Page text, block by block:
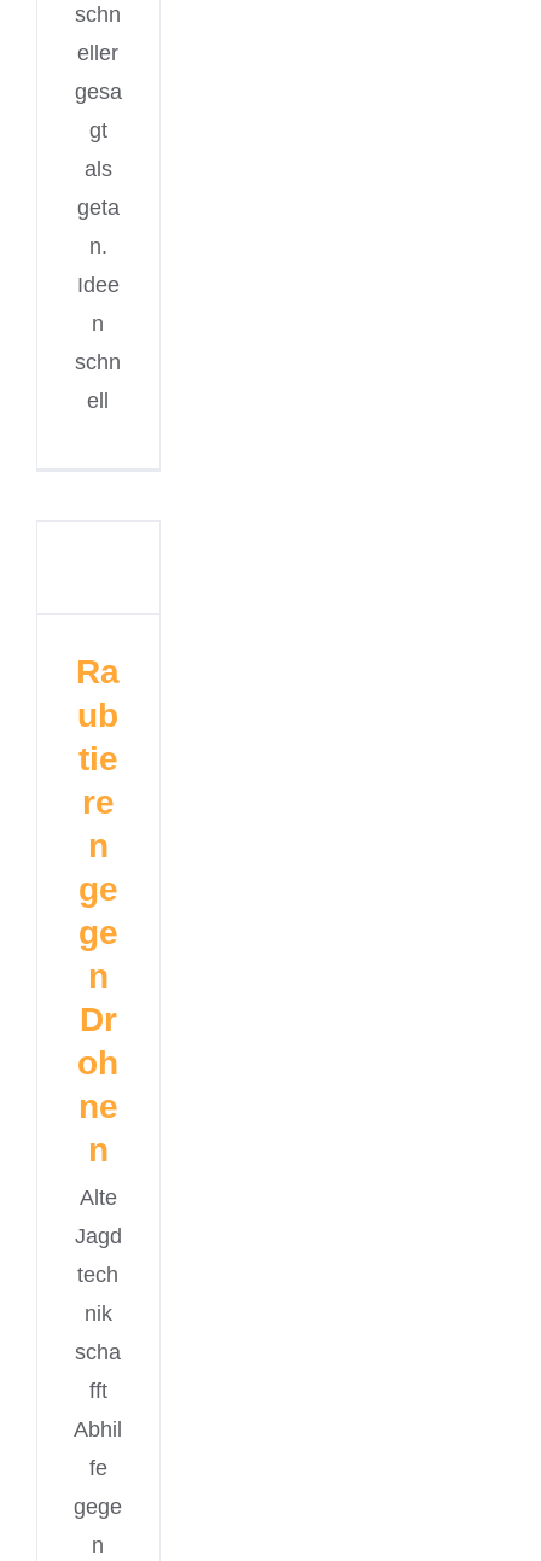
schn
eller
gesa
gt
als
geta
n.
Idee
n
schn
ell
Ra
ub
tie
re
n
ge
ge
n
Dr
oh
ne
n
Alte
Jagd
tech
nik
scha
fft
Abhil
fe
gege
n